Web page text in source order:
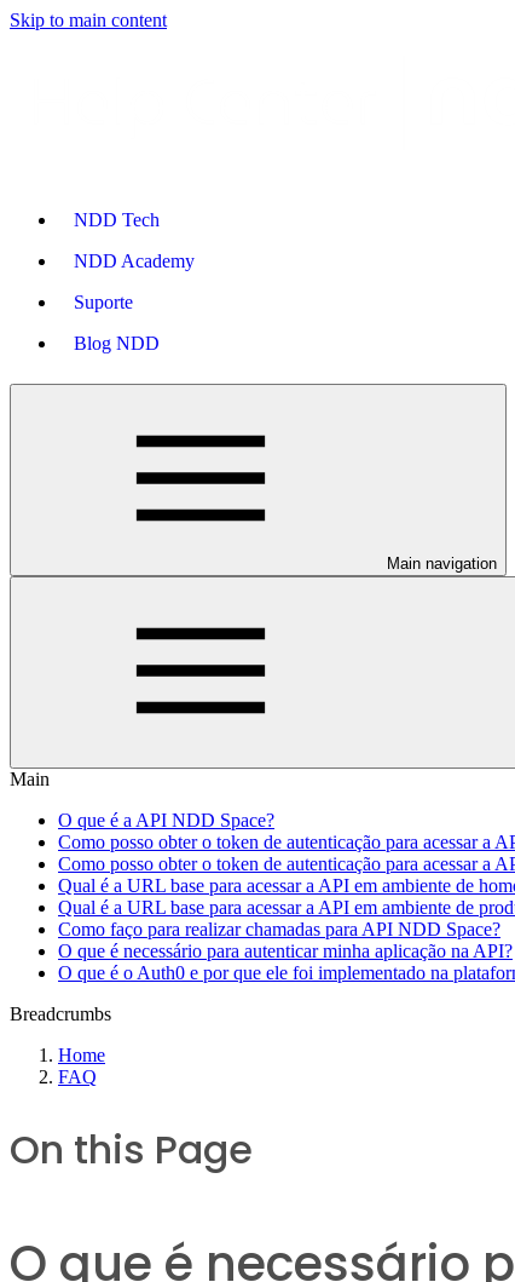
Skip to main content
NDD Tech
NDD Academy
Suporte
Blog NDD
Main navigation
Main
O que é a API NDD Space?
Como posso obter o token de autenticação para acessar a
Como posso obter o token de autenticação para acessar a
Qual é a URL base para acessar a API em ambiente de
Qual é a URL base para acessar a API em ambiente de
Como faço para realizar chamadas para API NDD Space?
O que é necessário para autenticar minha aplicação na API?
O que é o Auth0 e por que ele foi implementado na
Breadcrumbs
Home
FAQ
On this Page
O que é necessário